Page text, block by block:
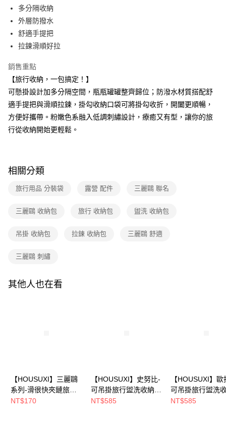
悠遊付
Google Pay
大哥付你分期
【大哥付你分期使用說明】
1.本服務由台灣大哥大提供，台灣大哥大用戶可立即使用無須另外申請。
2.付款方式選擇「大哥付你分期」，訂單成立後會自動跳轉到大哥付的交易
流程，驗證手機門號後，選擇欲分期的期數、繳款截止日，確認付款後即完
成交易。
4.訂單成立30分鐘內，如未前往確認交易或遇審核未通過，訂單將自動取
消。如遇「轉專審核」未通過狀況，表示未達大哥付你分期系統評分，恕無
醒簡訊。
2.透過簡訊連結打開帳單後，可選擇「超商條碼／台灣大直營門市／銀行轉
帳／街口支付／iPASS MONEY」等通路繳費。
1.本服務係由「台灣大哥大股份有限公司」（以下簡稱本公司）所提供，讓
買賣價金債權讓與本公司後，依約使用本公司帳單繳交帳款。
2.基於同意付款使用「大哥付你分期」之契約關係目的，商店將以您的個人
由本公司與您本人進行分期帳單所需資料之確認、核對及更正。
【關於「AFTEE先享後付」】
AFTEE先享後付是「在收到商品之後才付款」的支付方式。 讓您購物簡單
便利好安心！
１．簡單：不需註冊會員、不需綁卡、不需儲值。
２．便利：只要手機號碼，簡訊認證，即可結帳。
１．於結帳方式選擇「AFTEE先享後付」後，將跳轉至「AFTEE先享後付」
２．訂單成立數日內，您將收到繳費通知簡訊。
ATM／網路銀行／等多元方式進行付款，方視為交易完成。
※ 請注意：結帳手續完成當下不需立刻繳費，但若您需要取消訂單，請聯絡
後付繳納相關費用。
是否繳費成功／繳費後需取消欲退款等相關疑問，請聯繫「AFTEE先享後付
客戶支援中心」
【注意事項】
１．透過由恩沛科技股份有限公司提供之「AFTEE先享後付」服務完成之交
請求用戶進行身份認證。
５．嚴禁一人註冊多個帳號或使用他人資訊註冊。若發現惡意使用之情形，
恩沛科技股份有限公司將有權停止該用戶之使用額度並採取法律行動。
ATM付款
運送方式
每筆NT$80，滿NT$699(含以上)免運費
7-11取貨付款
每筆NT$80，滿NT$699(含以上)免運費
每筆NT$100，滿NT$699(含以上)免運費
多分隔收納
外層防撥水
舒適手提把
拉鍊滑順好拉
銷售重點
【旅行收納，一包搞定！】
可懸掛設計加多分隔空間，瓶瓶罐罐整齊歸位；防潑水材質搭配舒
適手提把與滑順拉鍊，掛勾收納口袋可將掛勾收折，開闔更順暢，
方便好攜帶。粉嫩色系融入低調刺繡設計，療癒又有型，讓你的旅
行從收納開始更輕鬆。
相關分類
旅行用品 分裝袋 露營 配件 三麗鷗 聯名
三麗鷗 收納包 旅行 收納包 盥洗 收納包
吊掛 收納包 拉鍊 收納包 三麗鷗 舒適
三麗鷗 刺繡
其他人也在看
【HOUSUXI】三麗鷗
系列-滑很快夾鏈旅行
收納袋-六件組(款式可
NT$170
【HOUSUXI】史努比-
可吊掛旅行盥洗收納包
【5周年慶↘三件75
NT$585
【HOUSUXI】
可吊掛旅行盥洗
【5周年慶↘三件
NT$585